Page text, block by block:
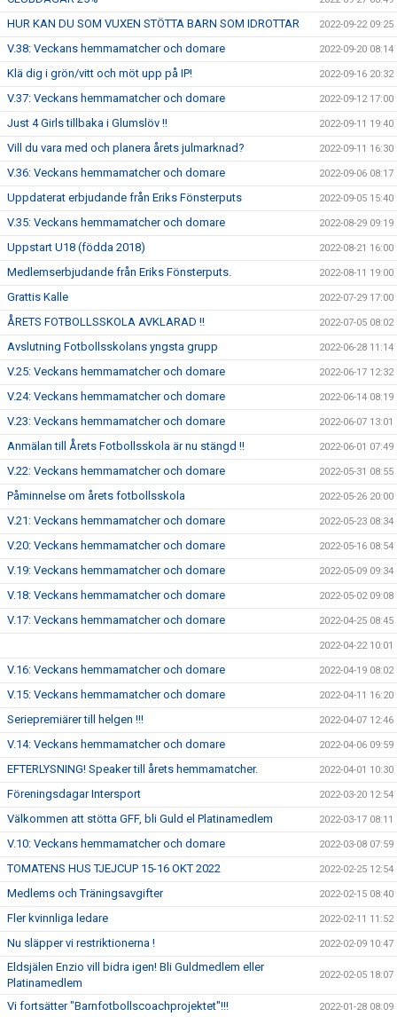
HUR KAN DU SOM VUXEN STÖTTA BARN SOM IDROTTAR 2022-09-22 09:25
V.38: Veckans hemmamatcher och domare 2022-09-20 08:14
Klä dig i grön/vitt och möt upp på IP! 2022-09-16 20:32
V.37: Veckans hemmamatcher och domare 2022-09-12 17:00
Just 4 Girls tillbaka i Glumslöv !! 2022-09-11 19:40
Vill du vara med och planera årets julmarknad? 2022-09-11 16:30
V.36: Veckans hemmamatcher och domare 2022-09-06 08:17
Uppdaterat erbjudande från Eriks Fönsterputs 2022-09-05 15:40
V.35: Veckans hemmamatcher och domare 2022-08-29 09:19
Uppstart U18 (födda 2018) 2022-08-21 16:00
Medlemserbjudande från Eriks Fönsterputs. 2022-08-11 19:00
Grattis Kalle 2022-07-29 17:00
ÅRETS FOTBOLLSSKOLA AVKLARAD !! 2022-07-05 08:02
Avslutning Fotbollsskolans yngsta grupp 2022-06-28 11:14
V.25: Veckans hemmamatcher och domare 2022-06-17 12:32
V.24: Veckans hemmamatcher och domare 2022-06-14 08:19
V.23: Veckans hemmamatcher och domare 2022-06-07 13:01
Anmälan till Årets Fotbollsskola är nu stängd !! 2022-06-01 07:49
V.22: Veckans hemmamatcher och domare 2022-05-31 08:55
Påminnelse om årets fotbollsskola 2022-05-26 20:00
V.21: Veckans hemmamatcher och domare 2022-05-23 08:34
V.20: Veckans hemmamatcher och domare 2022-05-16 08:54
V.19: Veckans hemmamatcher och domare 2022-05-09 09:34
V.18: Veckans hemmamatcher och domare 2022-05-02 09:08
V.17: Veckans hemmamatcher och domare 2022-04-25 08:45
2022-04-22 10:01
V.16: Veckans hemmamatcher och domare 2022-04-19 08:02
V.15: Veckans hemmamatcher och domare 2022-04-11 16:20
Seriepremiärer till helgen !!! 2022-04-07 12:46
V.14: Veckans hemmamatcher och domare 2022-04-06 09:59
EFTERLYSNING! Speaker till årets hemmamatcher. 2022-04-01 10:30
Föreningsdagar Intersport 2022-03-20 12:54
Välkommen att stötta GFF, bli Guld el Platinamedlem 2022-03-17 08:11
V.10: Veckans hemmamatcher och domare 2022-03-08 07:59
TOMATENS HUS TJEJCUP 15-16 OKT 2022 2022-02-25 12:54
Medlems och Träningsavgifter 2022-02-15 08:40
Fler kvinnliga ledare 2022-02-11 11:52
Nu släpper vi restriktionerna ! 2022-02-09 10:47
Eldsjälen Enzio vill bidra igen! Bli Guldmedlem eller
Platinamedlem
2022-02-05 18:07
Vi fortsätter "Barnfotbollscoachprojektet"!!! 2022-01-28 08:09